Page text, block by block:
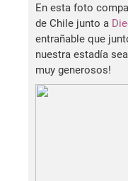
En esta foto
de Chile junto a
entrañable que
nuestra estadía
muy generosos!